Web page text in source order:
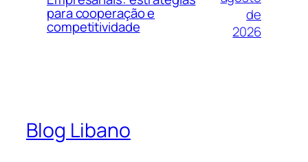
para cooperação e
competitividade
de
2026
Blog Libano